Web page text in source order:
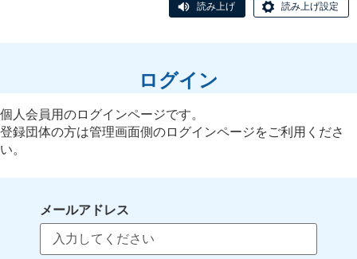
読み上げ 読み上げ設定
ログイン
個人会員用のログインページです。
登録団体の方は管理画面側のログインページをご利用くださ
い。
メールアドレス